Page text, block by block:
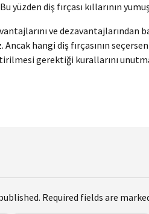
yüzden diş fırçası kıllarının
ve dezavantajlarından
hangi diş fırçasının
gerektiği kurallarını
Required fields are